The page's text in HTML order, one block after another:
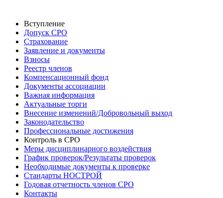
Вступление
Допуск СРО
Страхование
Заявление и документы
Взносы
Реестр членов
Компенсационный фонд
Документы ассоциации
Важная информация
Актуальные торги
Внесение изменений/Добровольный выход
Законодательство
Профессиональные достижения
Контроль в СРО
Меры дисциплинарного воздействия
График проверок/Результаты проверок
Необходимые документы к проверке
Стандарты НОСТРОЙ
Годовая отчетность членов СРО
Контакты